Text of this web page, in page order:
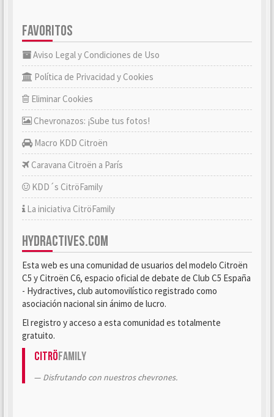
FAVORITOS
Aviso Legal y Condiciones de Uso
Política de Privacidad y Cookies
Eliminar Cookies
Chevronazos: ¡Sube tus fotos!
Macro KDD Citroën
Caravana Citroën a París
KDD´s CitröFamily
La iniciativa CitröFamily
HYDRACTIVES.COM
Esta web es una comunidad de usuarios del modelo Citroën
C5 y Citroën C6, espacio oficial de debate de Club C5 España
- Hydractives, club automovilístico registrado como
asociación nacional sin ánimo de lucro.
El registro y acceso a esta comunidad es totalmente
gratuito.
CitröFamily
Disfrutando con nuestros chevrones.